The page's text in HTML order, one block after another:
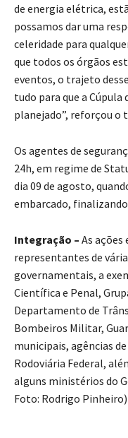
de energia elétrica,
possamos dar uma
celeridade para
que todos os órgãos
eventos, o trajeto
tudo para que a
planejado”, reforçou o
Os agentes de
24h, em regime de
dia 09 de agosto,
embarcado,
Integração – As
representantes de
governamentais, a
Científica e Penal,
Departamento de
Bombeiros Militar,
municipais, agências
Rodoviária Federal,
alguns ministérios do
Foto: Rodrigo Pinheiro)